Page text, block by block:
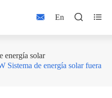
 En  
energía solar
Sistema de energía solar fuera